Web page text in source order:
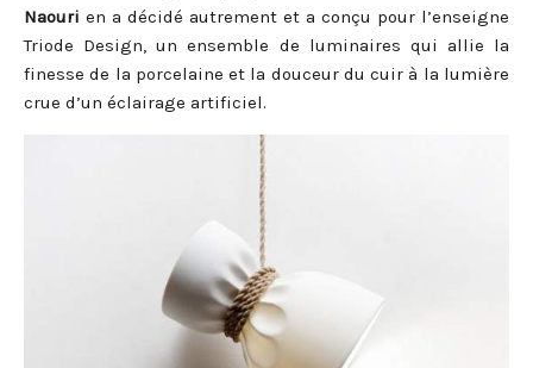
Naouri en a décidé autrement et a conçu pour l’enseigne
Triode Design, un ensemble de luminaires qui allie la
finesse de la porcelaine et la douceur du cuir à la lumière
crue d’un éclairage artificiel.